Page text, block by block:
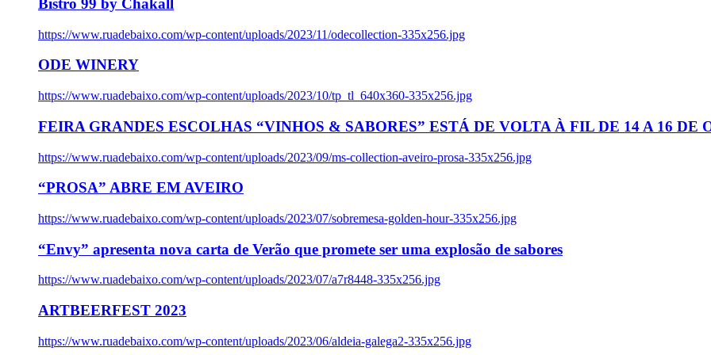
Bistro 99 by Chakall
https://www.ruadebaixo.com/wp-content/uploads/2023/11/odecollection-335x256.jpg
ODE WINERY
https://www.ruadebaixo.com/wp-content/uploads/2023/10/tp_tl_640x360-335x256.jpg
FEIRA GRANDES ESCOLHAS “VINHOS & SABORES” ESTÁ DE VOLTA À FIL DE 14 A 16 DE
https://www.ruadebaixo.com/wp-content/uploads/2023/09/ms-collection-aveiro-prosa-335x256.jpg
“PROSA” ABRE EM AVEIRO
https://www.ruadebaixo.com/wp-content/uploads/2023/07/sobremesa-golden-hour-335x256.jpg
“Envy” apresenta nova carta de Verão que promete ser uma explosão de sabores
https://www.ruadebaixo.com/wp-content/uploads/2023/07/a7r8448-335x256.jpg
ARTBEERFEST 2023
https://www.ruadebaixo.com/wp-content/uploads/2023/06/aldeia-galega2-335x256.jpg